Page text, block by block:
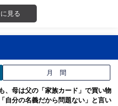
見る
月 間
、母は父の「家族カード」で買い物
自分の名義だから問題ない」と言い